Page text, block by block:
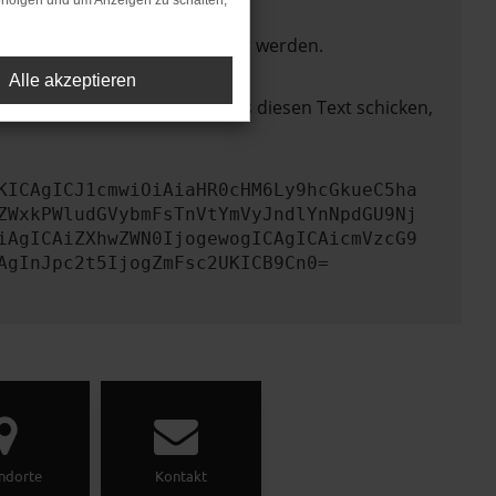
nicht mehr unterstützt werden.
zu beheben. Du kannst uns diesen Text schicken,
Kontakt
Alle akzeptieren